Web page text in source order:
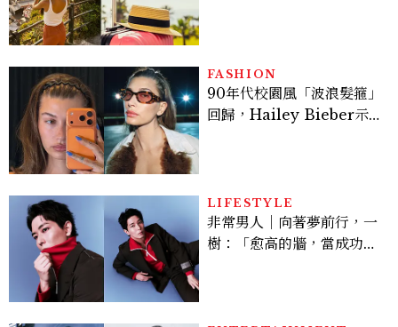
FASHION
90年代校園風「波浪髮箍」
回歸，Hailey Bieber示
LIFESTYLE
非常男人｜向著夢前行，一
樹：「愈高的牆，當成功爬